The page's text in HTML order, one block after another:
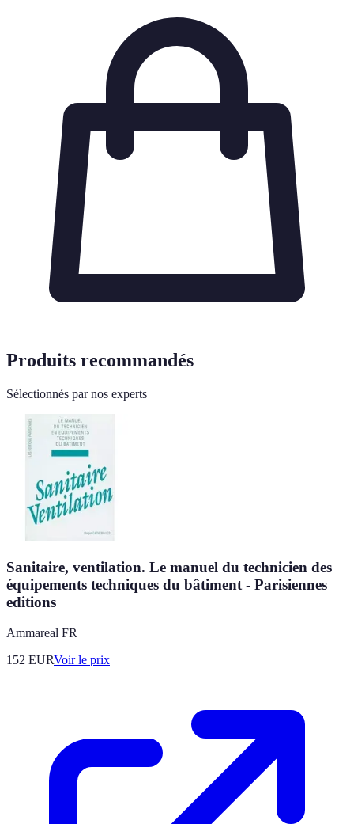
Produits recommandés
Sélectionnés par nos experts
Sanitaire, ventilation. Le manuel du technicien des
équipements techniques du bâtiment - Parisiennes
editions
Ammareal FR
152 EURVoir le prix